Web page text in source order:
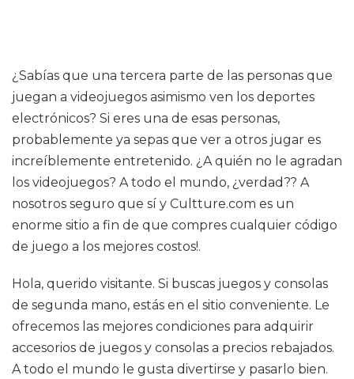
¿Sabías que una tercera parte de las personas que
juegan a videojuegos asimismo ven los deportes
electrónicos? Si eres una de esas personas,
probablemente ya sepas que ver a otros jugar es
increíblemente entretenido. ¿A quién no le agradan
los videojuegos? A todo el mundo, ¿verdad?? A
nosotros seguro que sí y Cultture.com es un
enorme sitio a fin de que compres cualquier código
de juego a los mejores costos!.
Hola, querido visitante. Si buscas juegos y consolas
de segunda mano, estás en el sitio conveniente. Le
ofrecemos las mejores condiciones para adquirir
accesorios de juegos y consolas a precios rebajados.
A todo el mundo le gusta divertirse y pasarlo bien.